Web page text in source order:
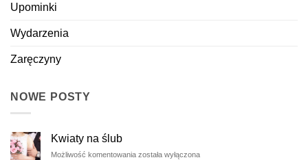
Upominki
Wydarzenia
Zaręczyny
NOWE POSTY
Kwiaty na ślub
Możliwość komentowania Kwiaty
została wyłączona